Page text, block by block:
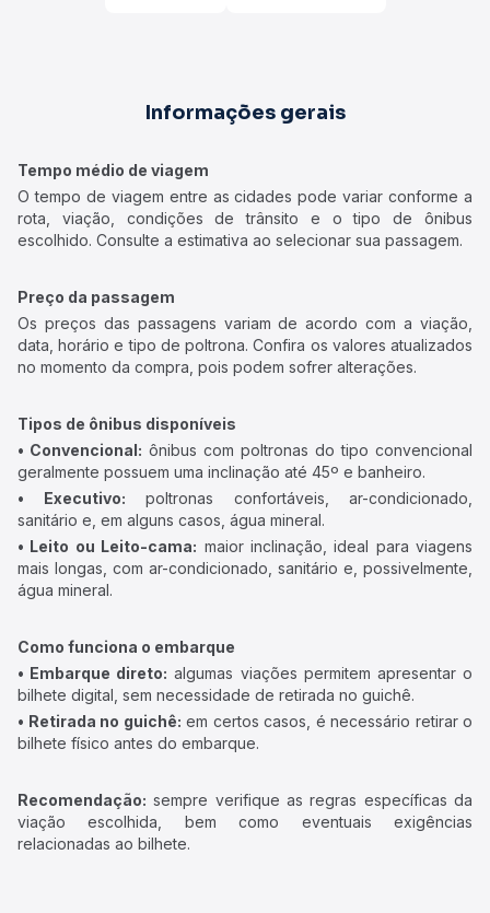
Informações gerais
Tempo médio de viagem
O tempo de viagem entre as cidades pode variar conforme a
rota, viação, condições de trânsito e o tipo de ônibus
escolhido. Consulte a estimativa ao selecionar sua passagem.
Preço da passagem
Os preços das passagens variam de acordo com a viação,
data, horário e tipo de poltrona. Confira os valores atualizados
no momento da compra, pois podem sofrer alterações.
Tipos de ônibus disponíveis
• Convencional: ônibus com poltronas do tipo convencional
geralmente possuem uma inclinação até 45º e banheiro.
• Executivo: poltronas confortáveis, ar-condicionado,
sanitário e, em alguns casos, água mineral.
• Leito ou Leito-cama: maior inclinação, ideal para viagens
mais longas, com ar-condicionado, sanitário e, possivelmente,
água mineral.
Como funciona o embarque
• Embarque direto: algumas viações permitem apresentar o
bilhete digital, sem necessidade de retirada no guichê.
• Retirada no guichê: em certos casos, é necessário retirar o
bilhete físico antes do embarque.
Recomendação: sempre verifique as regras específicas da
viação escolhida, bem como eventuais exigências
relacionadas ao bilhete.